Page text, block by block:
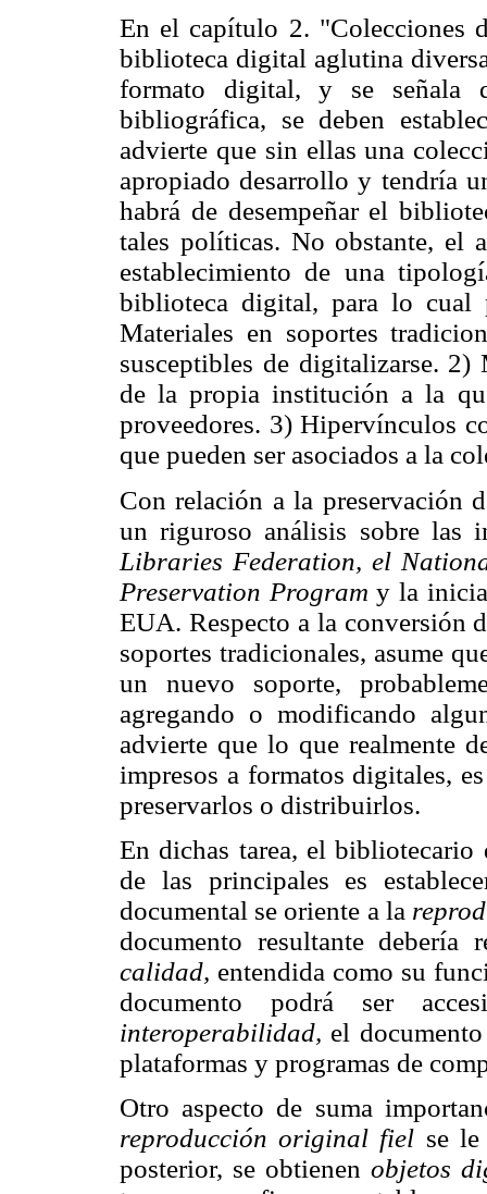
En el capítulo 2. "Colecciones
biblioteca digital aglutina
formato digital, y se señala
bibliográfica, se deben
advierte que sin ellas una
apropiado desarrollo y tendría
habrá de desempeñar el
tales políticas. No obstante, el
establecimiento de una
biblioteca digital, para lo cual
Materiales en soportes
susceptibles de digitalizarse. 2)
de la propia institución a la
proveedores. 3) Hipervínculos
que pueden ser asociados a la
Con relación a la preservación
un riguroso análisis sobre las
Libraries Federation, el
Preservation Programy la
EUA. Respecto a la conversión
soportes tradicionales, asume
un nuevo soporte,
agregando o modificando
advierte que lo que realmente
impresos a formatos digitales,
preservarlos o distribuirlos.
En dichas tarea, el bibliotecario
de las principales es
documental se oriente a la
documento resultante debería
calidad, entendida como su
documento podrá ser
interoperabilidad, el
plataformas y programas de
Otro aspecto de suma
reproducción original fiel se le
posterior, se obtienenobjetos